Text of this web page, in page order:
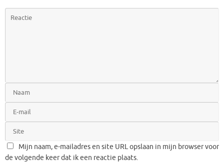
Mijn naam, e-mailadres en site URL opslaan in mijn browser voor
de volgende keer dat ik een reactie plaats.